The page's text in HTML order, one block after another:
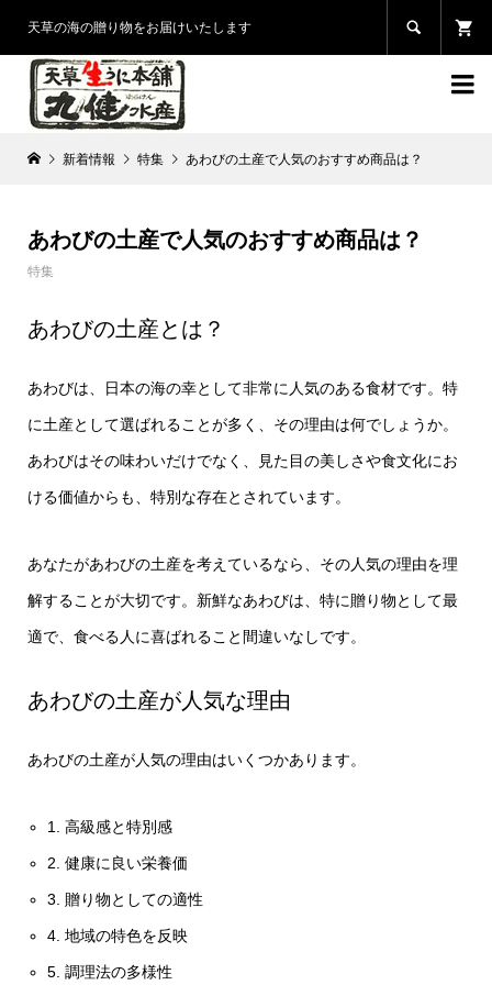
天草の海の贈り物をお届けいたします 

新着情報 特集 あわびの土産で人気のおすすめ商品は？
あわびの土産で人気のおすすめ商品は？
特集
あわびの土産とは？
あわびは、日本の海の幸として非常に人気のある食材です。特
に土産として選ばれることが多く、その理由は何でしょうか。
あわびはその味わいだけでなく、見た目の美しさや食文化にお
ける価値からも、特別な存在とされています。
あなたがあわびの土産を考えているなら、その人気の理由を理
解することが大切です。新鮮なあわびは、特に贈り物として最
適で、食べる人に喜ばれること間違いなしです。
あわびの土産が人気な理由
あわびの土産が人気の理由はいくつかあります。
1. 高級感と特別感
2. 健康に良い栄養価
3. 贈り物としての適性
4. 地域の特色を反映
5. 調理法の多様性